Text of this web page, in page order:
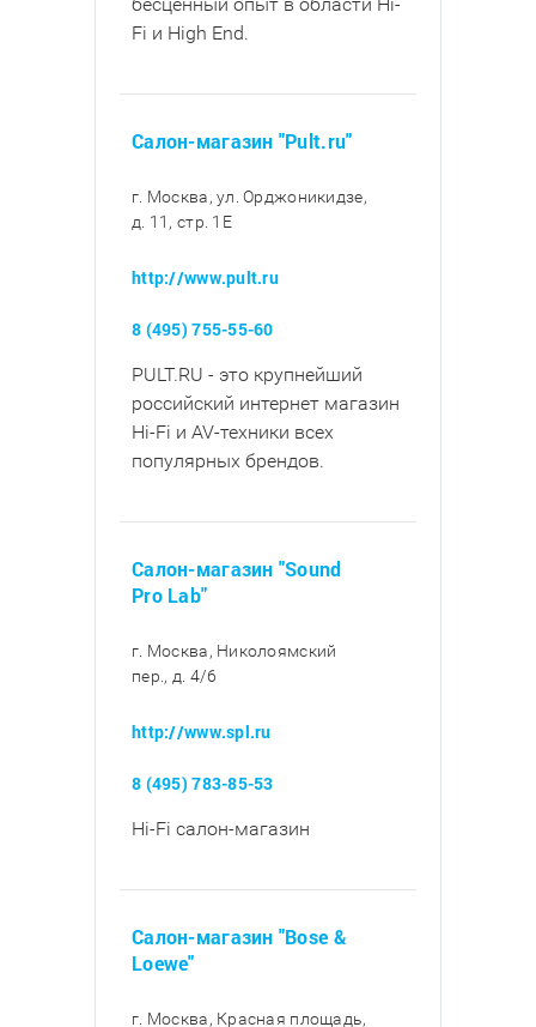
Fi и High End.
Салон-магазин "Pult.ru"
г. Москва, ул. Орджоникидзе,
д. 11, стр. 1E
http://www.pult.ru
8 (495) 755-55-60
PULT.RU - это крупнейший
российский интернет магазин
Hi-Fi и AV-техники всех
популярных брендов.
Салон-магазин "Sound
Pro Lab"
г. Москва, Николоямский
пер., д. 4/6
http://www.spl.ru
8 (495) 783-85-53
Hi-Fi салон-магазин
Салон-магазин "Bose &
Loewe"
г. Москва, Красная площадь,